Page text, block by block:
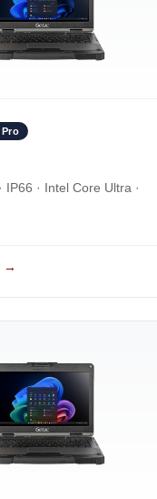
IP66 · Intel Core Ultra ·
→